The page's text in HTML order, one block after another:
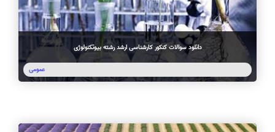
دانلود سوالات کنکور کارشناسی ارشد رشته بیوتکنولوژی
عمومی